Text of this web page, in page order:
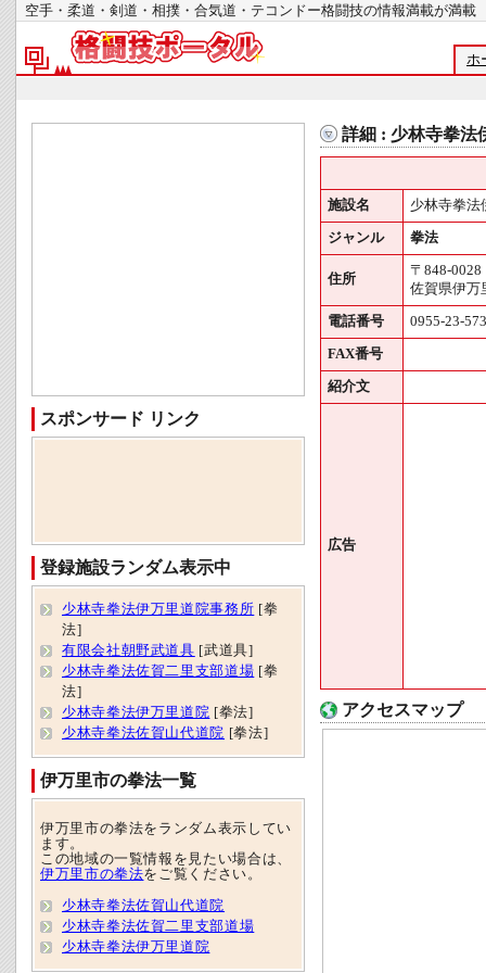
空手・柔道・剣道・相撲・合気道・テコンドー格闘技の情報満載が
ホ
詳細 : 少林寺拳法
施設名 少林寺拳法
ジャンル 拳法
住所
〒848-0028
佐賀県伊万
電話番号 0955-23-
FAX番号
紹介文
広告
アクセスマップ
スポンサード リンク
登録施設ランダム表示中
少林寺拳法伊万里道院事務所 [拳
法]
有限会社朝野武道具 [武道具]
少林寺拳法佐賀二里支部道場 [拳
法]
少林寺拳法伊万里道院 [拳法]
少林寺拳法佐賀山代道院 [拳法]
伊万里市の拳法一覧
伊万里市の拳法をランダム表示してい
ます。
この地域の一覧情報を見たい場合は、
伊万里市の拳法をご覧ください。
少林寺拳法佐賀山代道院
少林寺拳法佐賀二里支部道場
少林寺拳法伊万里道院